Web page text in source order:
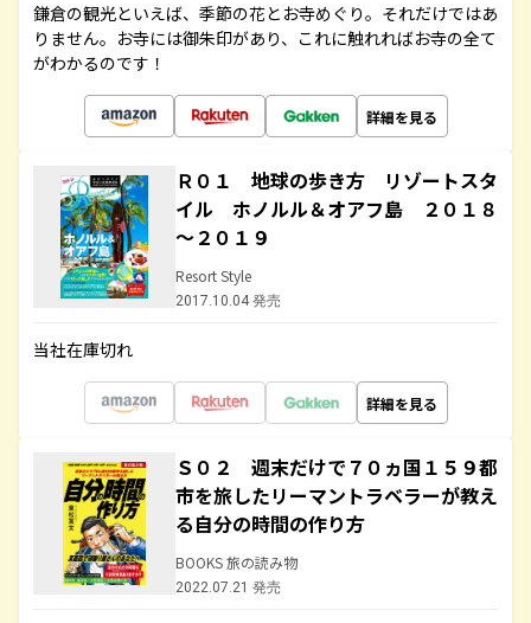
鎌倉の観光といえば、季節の花とお寺めぐり。それだけではあ
りません。お寺には御朱印があり、これに触れればお寺の全て
がわかるのです！
詳細を見る
Ｒ０１ 地球の歩き方 リゾートスタ
イル ホノルル＆オアフ島 ２０１８
～２０１９
Resort Style
2017.10.04 発売
当社在庫切れ
詳細を見る
Ｓ０２ 週末だけで７０ヵ国１５９都
市を旅したリーマントラベラーが教え
る自分の時間の作り方
BOOKS 旅の読み物
2022.07.21 発売